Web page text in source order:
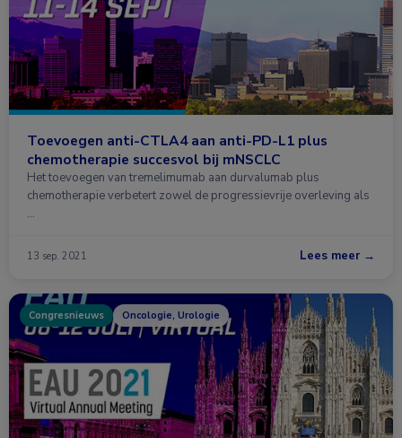
Toevoegen anti-CTLA4 aan anti-PD-L1 plus
chemotherapie succesvol bij mNSCLC
Het toevoegen van tremelimumab aan durvalumab plus
chemotherapie verbetert zowel de progressievrije overleving als
…
13 sep. 2021 Lees meer →
Congresnieuws Oncologie, Urologie